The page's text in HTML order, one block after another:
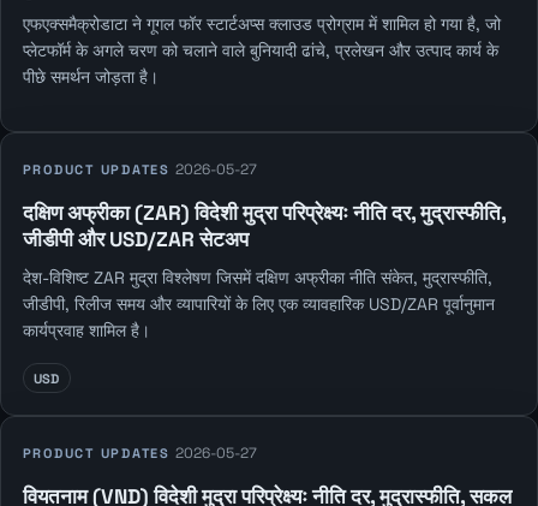
एफएक्समैक्रोडाटा ने गूगल फॉर स्टार्टअप्स क्लाउड प्रोग्राम में शामिल हो गया है, जो
प्लेटफॉर्म के अगले चरण को चलाने वाले बुनियादी ढांचे, प्रलेखन और उत्पाद कार्य के
पीछे समर्थन जोड़ता है।
PRODUCT UPDATES 2026-05-27
दक्षिण अफ्रीका (ZAR) विदेशी मुद्रा परिप्रेक्ष्यः नीति दर, मुद्रास्फीति,
जीडीपी और USD/ZAR सेटअप
देश-विशिष्ट ZAR मुद्रा विश्लेषण जिसमें दक्षिण अफ्रीका नीति संकेत, मुद्रास्फीति,
जीडीपी, रिलीज समय और व्यापारियों के लिए एक व्यावहारिक USD/ZAR पूर्वानुमान
कार्यप्रवाह शामिल है।
USD
PRODUCT UPDATES 2026-05-27
वियतनाम (VND) विदेशी मुद्रा परिप्रेक्ष्यः नीति दर, मुद्रास्फीति, सकल